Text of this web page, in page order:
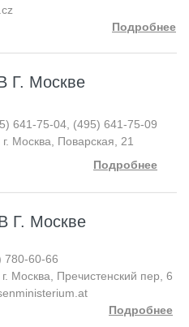
Подробнее
Г. Москве
641-75-04, (495) 641-75-09
Москва, Поварская, 21
Подробнее
Г. Москве
780-60-66
Москва, Пречистенский пер, 6
Подробнее